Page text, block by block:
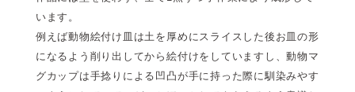
います。
例えば動物絵付け皿は土を厚めにスライスした後お皿の形
になるよう削り出してから絵付けをしていますし、動物マ
グカップは手捻りによる凹凸が手に持った際に馴染みやす